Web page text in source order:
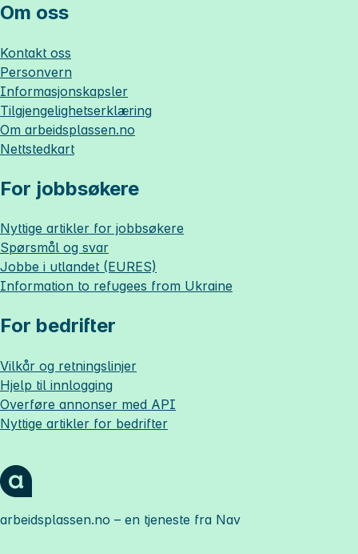
Om oss
Kontakt oss
Personvern
Informasjonskapsler
Tilgjengelighetserklæring
Om arbeidsplassen.no
Nettstedkart
For jobbsøkere
Nyttige artikler for jobbsøkere
Spørsmål og svar
Jobbe i utlandet (EURES)
Information to refugees from Ukraine
For bedrifter
Vilkår og retningslinjer
Hjelp til innlogging
Overføre annonser med API
Nyttige artikler for bedrifter
arbeidsplassen.no – en tjeneste fra Nav